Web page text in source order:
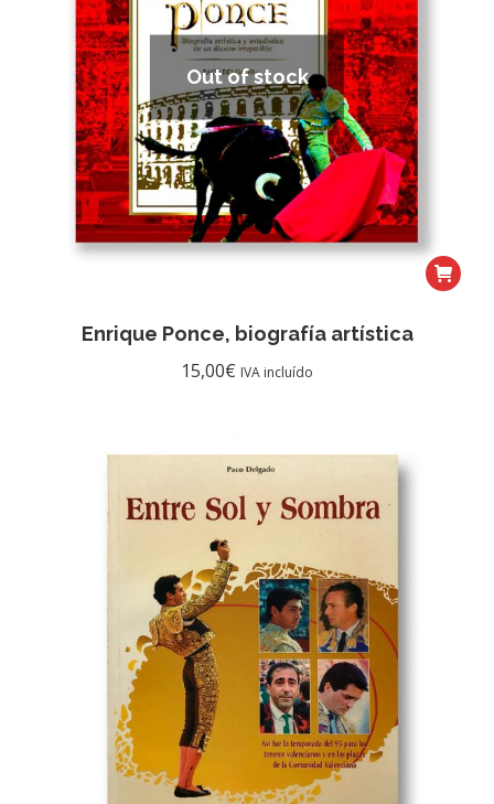
Out of stock
Enrique Ponce, biografía artística
15,00€ IVA incluído